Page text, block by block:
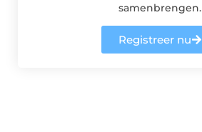
samenbrengen.
Registreer nu